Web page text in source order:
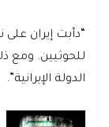
“دأبت إيران
للحوثيين. ومع
الدولة الإيرانية”.